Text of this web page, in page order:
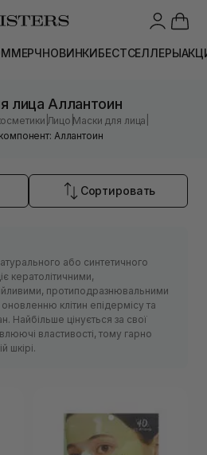
МЕРЧНОВИНКИБЕСТСЕЛЛЕРЫ
лица Аллантоин
Лицо |Маски для лица
Аллантоин
Сортировать
або синтетичного
кератолітичними,
протиподразнювальними
клітин епідермісу та
Найбільше цінується за свої
властивості, тому гарно
шкірі.